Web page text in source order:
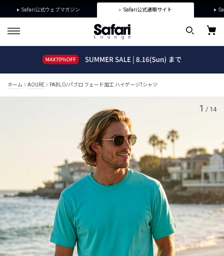
Safari公式ウェブマガジン Safari公式通販サイト
ホーム AOURE PABLO/パブロ フェード加工 ハイゲージTシャツ
1 / 14